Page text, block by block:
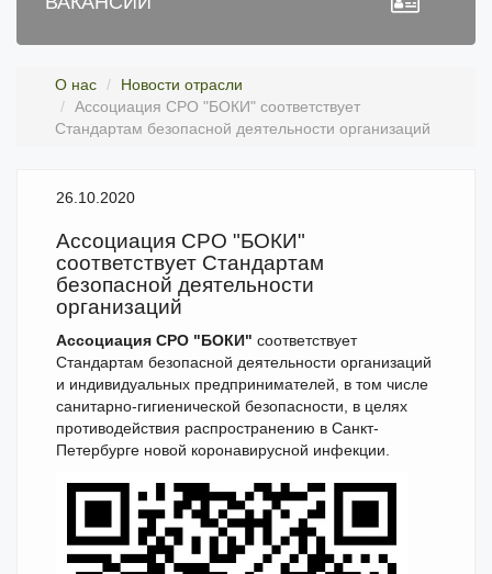
О нас
Новости отрасли
Ассоциация СРО "БОКИ" соответствует
Стандартам безопасной деятельности организаций
26.10.2020
Ассоциация СРО "БОКИ"
соответствует Стандартам
безопасной деятельности
организаций
Ассоциация СРО "БОКИ" соответствует
Стандартам безопасной деятельности организаций
и индивидуальных предпринимателей, в том числе
санитарно-гигиенической безопасности, в целях
противодействия распространению в Санкт-
Петербурге новой коронавирусной инфекции.